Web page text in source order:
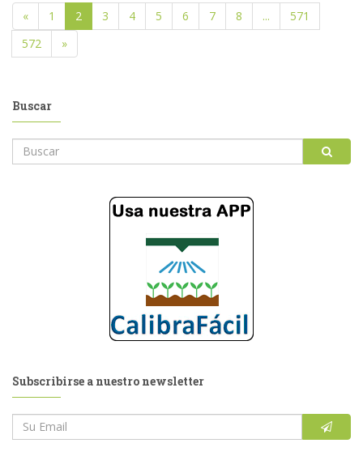
« 1 2 3 4 5 6 7 8 ...
571
572
»
Buscar
Subscribirse a nuestro newsletter